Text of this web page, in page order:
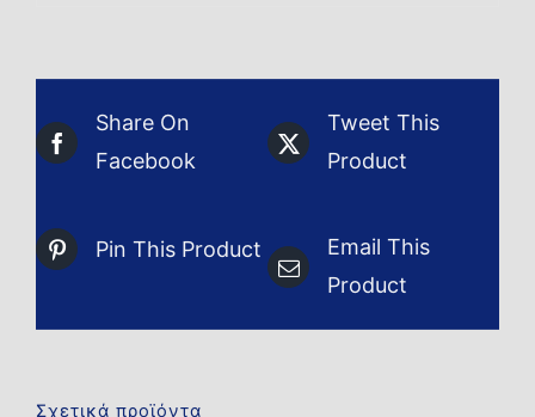
Share On
Facebook
Tweet This
Product
Pin This Product
Email This
Product
Σχετικά προϊόντα